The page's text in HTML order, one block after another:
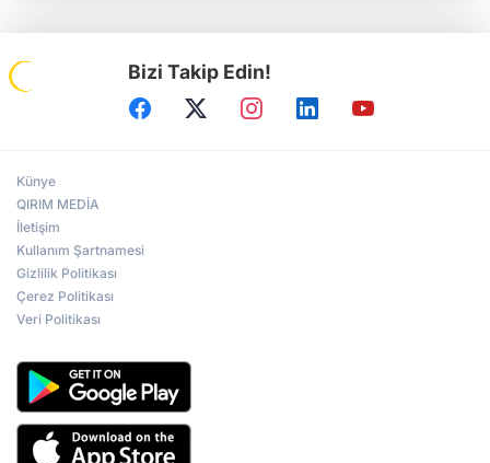
Bizi Takip Edin!
Künye
QIRIM MEDİA
İletişim
Kullanım Şartnamesi
Gizlilik Politikası
Çerez Politikası
Veri Politikası